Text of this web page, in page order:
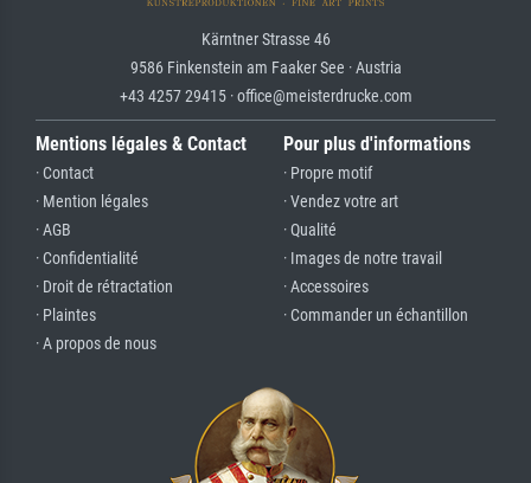
Kärntner Strasse 46
9586 Finkenstein am Faaker See · Austria
+43 4257 29415 · office@meisterdrucke.com
Mentions légales & Contact
· Contact
· Mention légales
· AGB
· Confidentialité
· Droit de rétractation
· Plaintes
· A propos de nous
Pour plus d'informations
· Propre motif
· Vendez votre art
· Qualité
· Images de notre travail
· Accessoires
· Commander un échantillon